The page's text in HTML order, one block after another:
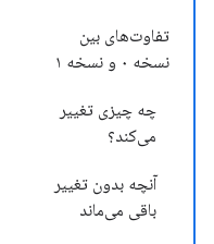
تفاوت‌های بین
نسخه ۰ و نسخه ۱
چه چیزی تغییر
می‌کند؟
آنچه بدون تغییر
باقی می‌ماند